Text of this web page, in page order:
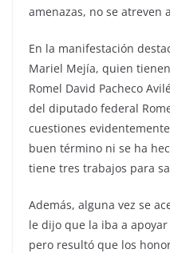
amenazas, no se atreven
En la manifestación
Mariel Mejía, quien
Romel David Pacheco
del diputado federal
cuestiones
buen término ni se ha
tiene tres trabajos para
Además, alguna vez se
le dijo que la iba a
pero resultó que los